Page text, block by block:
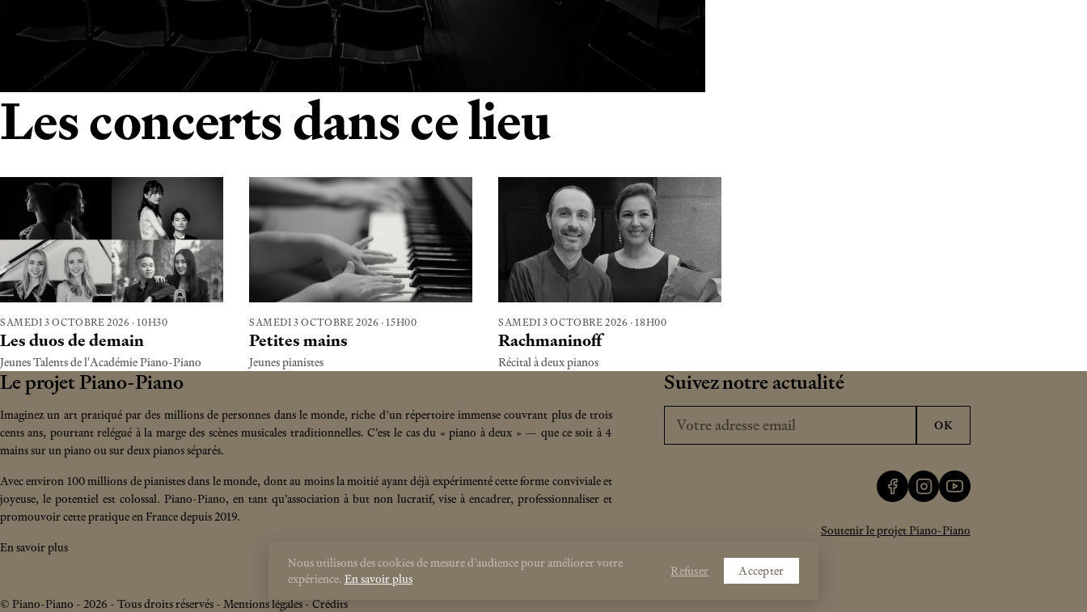
Les concerts dans ce lieu
SAMEDI 3 OCTOBRE 2026 ·10H30
Les duos de demain
Jeunes Talents de l'Académie Piano-Piano
SAMEDI 3 OCTOBRE 2026 ·15H00
Petites mains
Jeunes pianistes
SAMEDI 3 OCTOBRE 2026 ·18H00
Rachmaninoff
Récital à deux pianos
Le projet Piano-Piano
Imaginez un art pratiqué par des millions de personnes dans le monde, riche d’un répertoire immense couvrant plus de trois
cents ans, pourtant relégué à la marge des scènes musicales traditionnelles. C’est le cas du « piano à deux » — que ce soit à 4
mains sur un piano ou sur deux pianos séparés.
Avec environ 100 millions de pianistes dans le monde, dont au moins la moitié ayant déjà expérimenté cette forme conviviale et
joyeuse, le potentiel est colossal. Piano-Piano, en tant qu’association à but non lucratif, vise à encadrer, professionnaliser et
promouvoir cette pratique en France depuis 2019.
En savoir plus
Suivez notre actualité
Votre adresse email OK
Soutenir le projet Piano-Piano
© Piano-Piano - 2026 - Tous droits réservés -Mentions légales-Crédits
Nous utilisons des cookies de mesure d’audience pour améliorer votre
expérience.En savoir plus Refuser Accepter